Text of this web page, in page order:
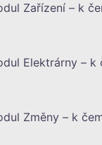
Zařízení – k
Elektrárny – k
Změny – k